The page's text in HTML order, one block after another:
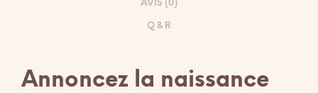
AVIS (0)
Q & R
Annoncez la naissance